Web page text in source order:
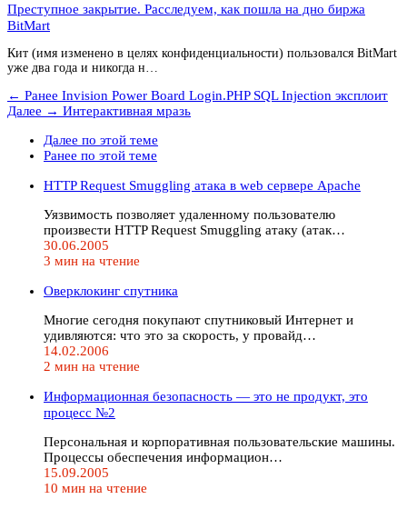
Преступное закрытие. Расследуем, как пошла на дно биржа
BitMart
Кит (имя изменено в целях конфиденциальности) пользовался BitMart
уже два года и никогда н…
← Ранее Invision Power Board Login.PHP SQL Injection эксплоит
Далее → Интерактивная мразь
Далее по этой теме
Ранее по этой теме
HTTP Request Smuggling атака в web сервере Apache
Уязвимость позволяет удаленному пользователю
произвести HTTP Request Smuggling атаку (атак…
30.06.2005
3 мин на чтение
Оверклокинг спутника
Многие сегодня покупают спутниковый Интернет и
удивляются: что это за скорость, у провайд…
14.02.2006
2 мин на чтение
Информационная безопасность — это не продукт, это
процесс №2
Персональная и корпоративная пользовательские машины.
Процессы обеспечения информацион…
15.09.2005
10 мин на чтение